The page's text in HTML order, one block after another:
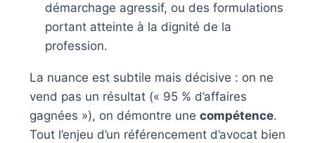
démarchage agressif, ou des formulations
portant atteinte à la dignité de la
profession.
La nuance est subtile mais décisive : on ne
vend pas un résultat (« 95 % d’affaires
gagnées »), on démontre une compétence.
Tout l’enjeu d’un référencement d’avocat bien